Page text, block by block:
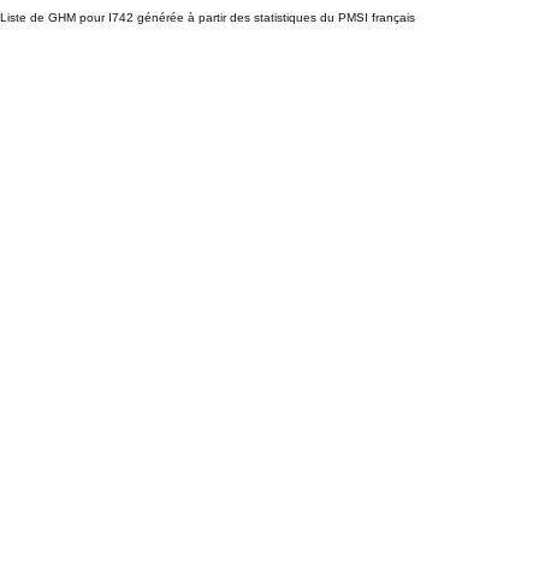
Liste de GHM pour I742 générée à partir des statistiques du PMSI français